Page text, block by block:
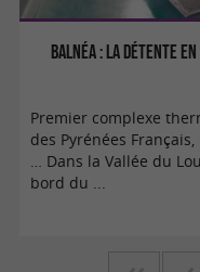
Balnéa : La détente
Premier complexe
des Pyrénées
… Dans la Vallée du
bord du ...